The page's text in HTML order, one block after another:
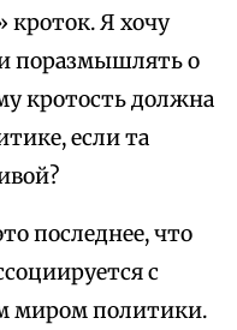
кроток. Я хочу
и поразмышлять о
кротость должна
если та
последнее, что
с
миром политики.